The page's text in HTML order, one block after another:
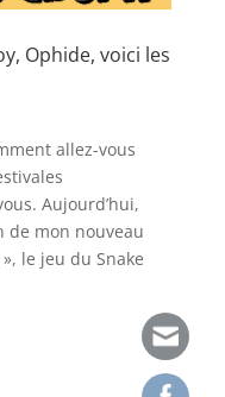
Ophide, voici les
allez-vous
Aujourd’hui,
de mon nouveau
le jeu du Snake